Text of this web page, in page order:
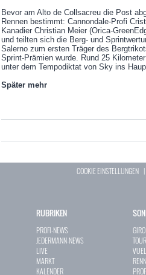
Bevor am Alto de Collsacreu die Post
Rennen bestimmt: Cannondale-Profi
Kanadier Christian Meier (Orica-
und teilten sich die Berg- und
Salerno zum ersten Träger des
Sprint-Prämien wurde. Rund 25
unter dem Tempodiktat von Sky ins
Später mehr
COOKIE EINSTELLUNGEN |
RUBRIKEN
PROFI-NEWS
JEDERMANN-NEWS
LIVE
MARKT
KALENDER